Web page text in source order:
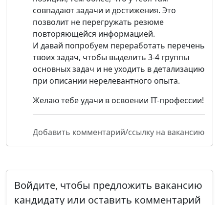
совпадают задачи и достижения. Это
позволит не перегружать резюме
повторяющейся информацией.
И давай попробуем переработать перечень
твоих задач, чтобы выделить 3-4 группы
основных задач и не уходить в детализацию
при описании нерелевантного опыта.
Желаю тебе удачи в освоении IT-профессии!
Добавить комментарий/ссылку на вакансию
Войдите, чтобы предложить вакансию
кандидату или оставить комментарий